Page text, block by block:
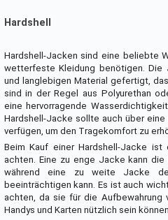
Hardshell
Hardshell-Jacken sind eine beliebte
wetterfeste Kleidung benötigen. Die
und langlebigen Material gefertigt,
sind in der Regel aus Polyurethan
eine hervorragende
Hardshell-Jacke sollte auch über
verfügen, um den Tragekomfort zu
Beim Kauf einer Hardshell-Jacke
achten. Eine zu enge Jacke kann
während eine zu weite Jacke
beeinträchtigen kann. Es ist auch
achten, da sie für die Aufbewahrung
Handys und Karten nützlich sein